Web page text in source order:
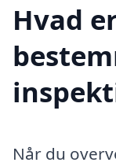
Hvad
Når du